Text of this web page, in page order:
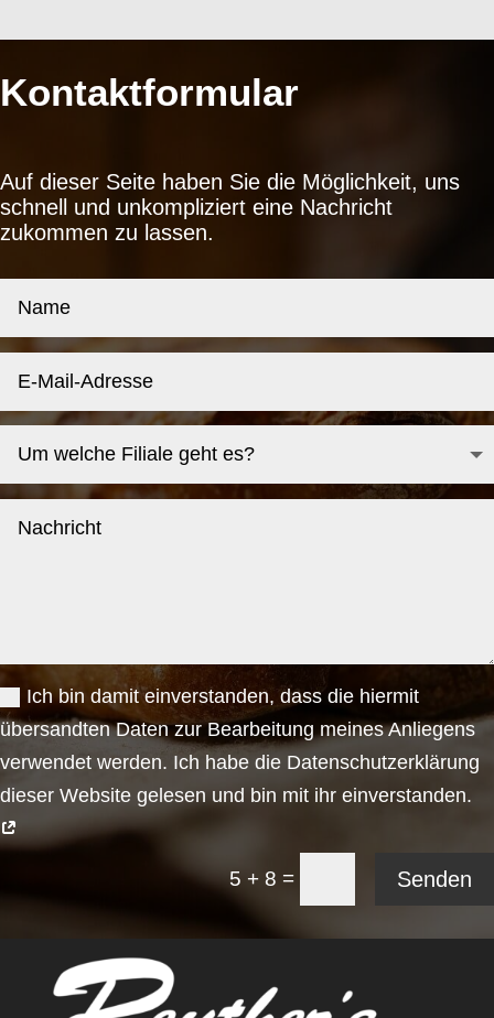
Kontaktformular
Auf dieser Seite haben Sie die Möglichkeit, uns
schnell und unkompliziert eine Nachricht
zukommen zu lassen.
Ich bin damit einverstanden, dass die hiermit
übersandten Daten zur Bearbeitung meines Anliegens
verwendet werden. Ich habe die Datenschutzerklärung
dieser Website gelesen und bin mit ihr einverstanden.
5 + 8 = Senden